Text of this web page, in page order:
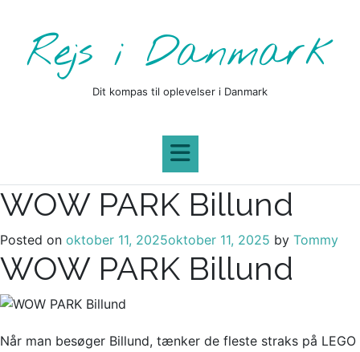
contentRejs i Danmark
Dit kompas til oplevelser i Danmark
WOW PARK Billund
Posted on oktober 11, 2025oktober 11, 2025 by Tommy
WOW PARK Billund
Når man besøger Billund, tænker de fleste straks på LEGO